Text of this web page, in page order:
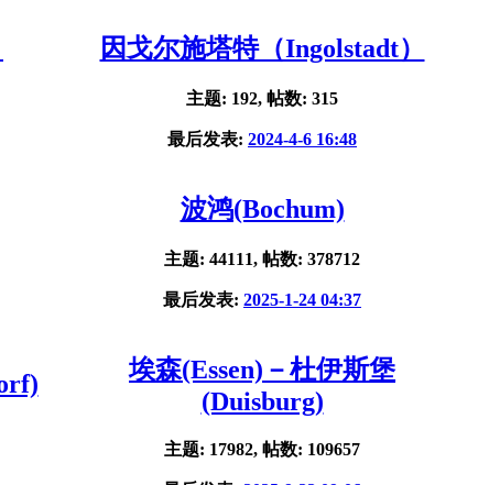
因戈尔施塔特（Ingolstadt）
主题: 192, 帖数: 315
最后发表: 2024-4-6 16:48
波鸿(Bochum)
主题: 44111, 帖数: 378712
最后发表: 2025-1-24 04:37
埃森(Essen)－杜伊斯堡
(Duisburg)
主题: 17982, 帖数: 109657